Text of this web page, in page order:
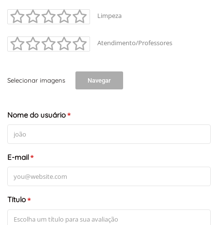
Limpeza
Atendimento/Professores
Selecionar imagens Navegar
Nome do usuário*
E-mail*
Título*